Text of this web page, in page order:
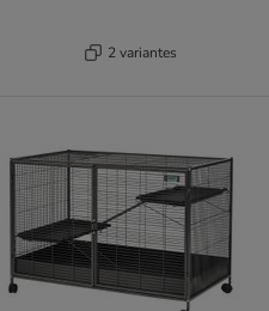
2 variantes